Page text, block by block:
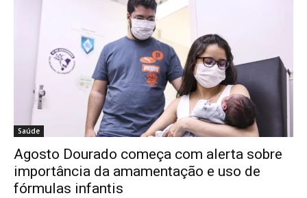
Saúde
Agosto Dourado começa com alerta sobre
importância da amamentação e uso de
fórmulas infantis